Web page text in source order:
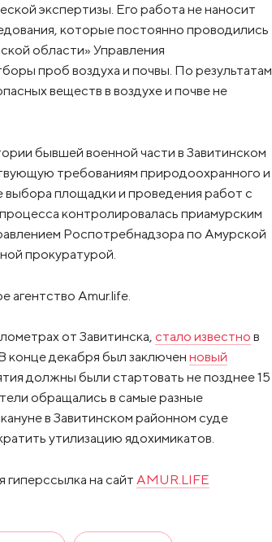
экспертизы. Его работа не наносит
которые постоянно проводились
области» Управления
проб воздуха и почвы. По результатам
веществ в воздухе и почве не
бывшей военной части в Завитинском
требованиям природоохранного и
выбора площадки и проведения работ с
контролировалась приамурским
Роспотребнадзора по Амурской
прокуратурой.
агентство Amur.life.
от Завитинска, стало известно в
декабря был заключенновый
должны были стартовать не позднее 15
обращались в самые разные
в Завитинском районном суде
утилизацию ядохимикатов.
гиперссылка на сайт AMUR.LIFE